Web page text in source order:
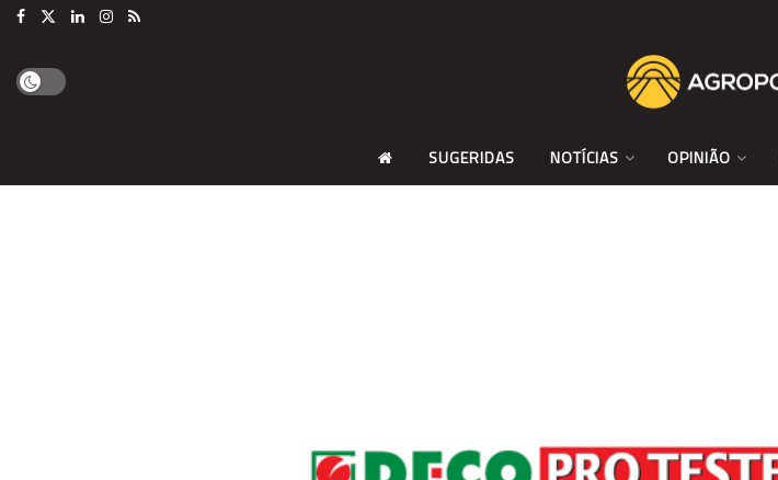
SUGERIDAS NOTÍCIAS OPINIÃO